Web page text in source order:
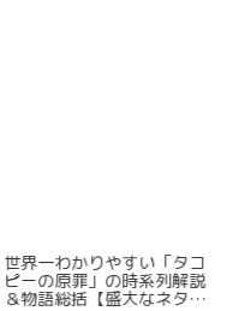
プロゲーマACQUA~ブラン
カのリフト後コンボ四種を
解説する